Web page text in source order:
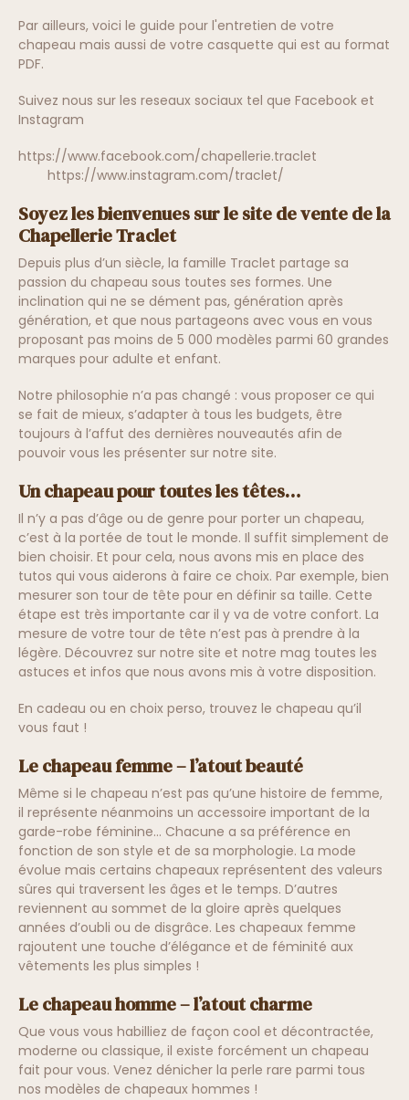
Par ailleurs, voici le guide pour l'entretien de votre
chapeau mais aussi de votre casquette qui est au format
PDF.
Suivez nous sur les reseaux sociaux tel que Facebook et
Instagram
https://www.facebook.com/chapellerie.traclet
https://www.instagram.com/traclet/
Soyez les bienvenues sur le site de vente de la
Chapellerie Traclet
Depuis plus d’un siècle, la famille Traclet partage sa
passion du chapeau sous toutes ses formes. Une
inclination qui ne se dément pas, génération après
génération, et que nous partageons avec vous en vous
proposant pas moins de 5 000 modèles parmi 60 grandes
marques pour adulte et enfant.
Notre philosophie n’a pas changé : vous proposer ce qui
se fait de mieux, s’adapter à tous les budgets, être
toujours à l’affut des dernières nouveautés afin de
pouvoir vous les présenter sur notre site.
Un chapeau pour toutes les têtes…
Il n’y a pas d’âge ou de genre pour porter un chapeau,
c’est à la portée de tout le monde. Il suffit simplement de
bien choisir. Et pour cela, nous avons mis en place des
tutos qui vous aiderons à faire ce choix. Par exemple, bien
mesurer son tour de tête pour en définir sa taille. Cette
étape est très importante car il y va de votre confort. La
mesure de votre tour de tête n’est pas à prendre à la
légère. Découvrez sur notre site et notre mag toutes les
astuces et infos que nous avons mis à votre disposition.
En cadeau ou en choix perso, trouvez le chapeau qu’il
vous faut !
Le chapeau femme – l’atout beauté
Même si le chapeau n’est pas qu’une histoire de femme,
il représente néanmoins un accessoire important de la
garde-robe féminine… Chacune a sa préférence en
fonction de son style et de sa morphologie. La mode
évolue mais certains chapeaux représentent des valeurs
sûres qui traversent les âges et le temps. D’autres
reviennent au sommet de la gloire après quelques
années d’oubli ou de disgrâce. Les chapeaux femme
rajoutent une touche d’élégance et de féminité aux
vêtements les plus simples !
Le chapeau homme – l’atout charme
Que vous vous habilliez de façon cool et décontractée,
moderne ou classique, il existe forcément un chapeau
fait pour vous. Venez dénicher la perle rare parmi tous
nos modèles de chapeaux hommes !